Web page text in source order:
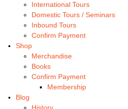
International Tours
Domestic Tours / Seminars
Inbound Tours
Confirm Payment
Shop
Merchandise
Books
Confirm Payment
Membership
Blog